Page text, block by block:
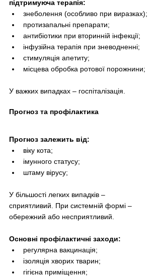
підтримуюча терапія:
знеболення (особливо при виразках);
протизапальні препарати;
антибіотики при вторинній інфекції;
інфузійна терапія при зневодненні;
стимуляція апетиту;
місцева обробка ротової порожнини;
У важких випадках – госпіталізація.
Прогноз та профілактика
Прогноз залежить від:
віку кота;
імунного статусу;
штаму вірусу;
У більшості легких випадків –
сприятливий. При системній формі –
обережний або несприятливий.
Основні профілактичні заходи:
регулярна вакцинація;
ізоляція хворих тварин;
гігієна приміщення;